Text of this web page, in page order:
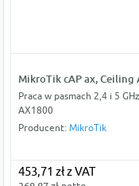
MikroTik cAP ax, Ceiling
Praca w pasmach 2,4 i 5
AX1800
Producent: MikroTik
453,71 zł z VAT